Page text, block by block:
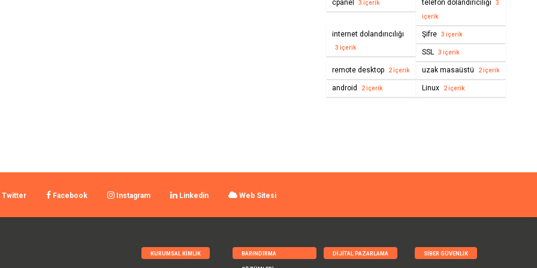
cpanel 3 içerik telefon dolandırıcılığı 3
içerik
internet dolandırıcılığı
3 içerik
Şifre 3 içerik
SSL 3 içerik
remote desktop 2 içerik uzak masaüstü 2 içerik
android 2 içerik Linux 2 içerik
Twitter Facebook Instagram Linkedin Web Sitesi
KURUMSAL KIMLIK BARINDIRMA DIJITAL PAZARLAMA SIBER GÜVENLIK